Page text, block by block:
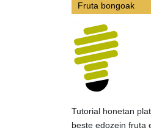
Fruta bongoak
Tutorial honetan
beste edozein fruta